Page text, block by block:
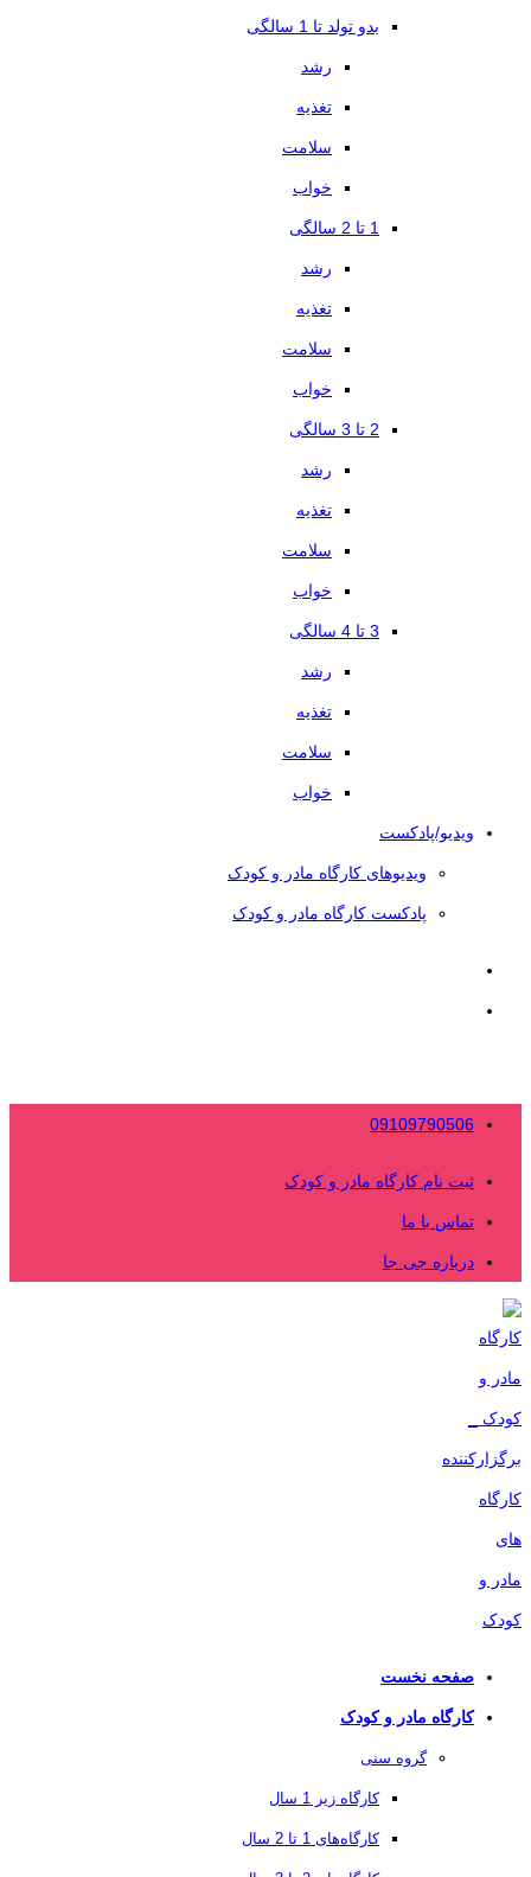
بدو تولد تا 1 سالگی
رشد
تغذیه
سلامت
خواب
1 تا 2 سالگی
رشد
تغذیه
سلامت
خواب
2 تا 3 سالگی
رشد
تغذیه
سلامت
خواب
3 تا 4 سالگی
رشد
تغذیه
سلامت
خواب
ویدیو/پادکست
ویدیوهای کارگاه مادر و کودک
پادکست کارگاه مادر و کودک
09109790506
ثبت نام کارگاه مادر و کودک
تماس با ما
درباره جی جا
صفحه نخست
کارگاه مادر و کودک
گروه سنی
کارگاه زیر 1 سال
کارگاه‌های 1 تا 2 سال